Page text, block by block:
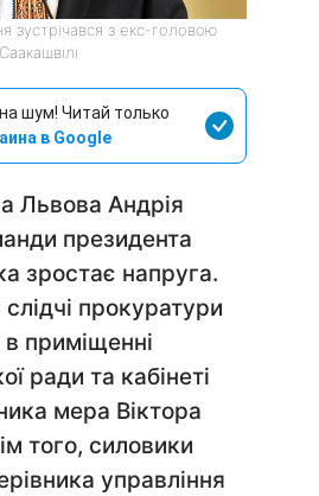
зустрічався з екс-головою
шум! Читай только
в Google
Львова Андрія
президента
зростає напруга.
прокуратури
приміщенні
ради та кабінеті
мера Віктора
того, силовики
управління